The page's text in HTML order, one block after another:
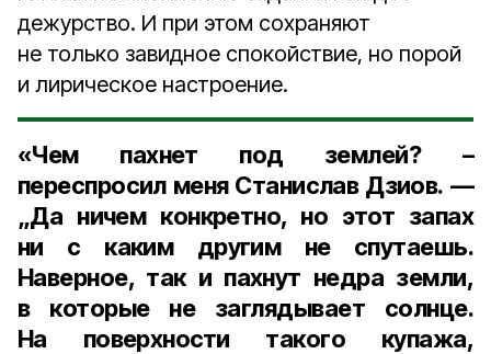
дежурство. И при этом сохраняют
не только завидное спокойствие, но порой
и лирическое настроение.
«Чем пахнет под землей? –
переспросил меня Станислав Дзиов. —
„Да ничем конкретно, но этот запах
ни с каким другим не спутаешь.
Наверное, так и пахнут недра земли,
в которые не заглядывает солнце.
На поверхности такого купажа,